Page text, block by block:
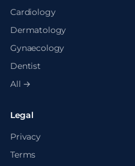
Cardiology
Dermatology
Gynaecology
Dentist
All →
Legal
Privacy
Terms